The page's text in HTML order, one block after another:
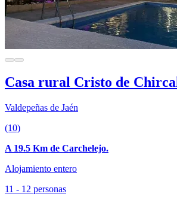
Casa rural Cristo de
Valdepeñas de Jaén
(10)
A 19.5 Km de Carchelejo.
Alojamiento entero
11 - 12 personas